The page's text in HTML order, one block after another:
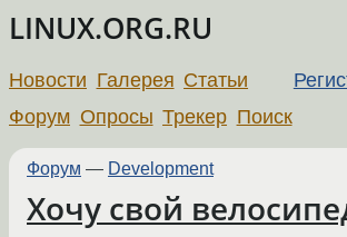
LINUX.ORG.RU
Новости Галерея Статьи
Форум Опросы Трекер Поиск
Форум — Development
Хочу свой